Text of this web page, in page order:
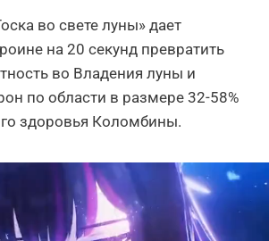
во свете луны» дает
на 20 секунд превратить
во Владения луны и
по области в размере 32-58%
здоровья Коломбины.